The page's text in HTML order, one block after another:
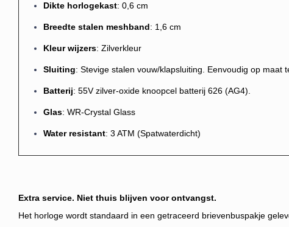
Dikte horlogekast: 0,6 cm
Breedte stalen meshband: 1,6 cm
Kleur wijzers: Zilverkleur
Sluiting: Stevige stalen vouw/klapsluiting. Eenvoudig op maat
Batterij: 55V zilver-oxide knoopcel batterij 626 (AG4).
Glas: WR-Crystal Glass
Water resistant: 3 ATM (Spatwaterdicht)
Extra service. Niet thuis blijven voor ontvangst.
Het horloge wordt standaard in een getraceerd brievenbuspakje